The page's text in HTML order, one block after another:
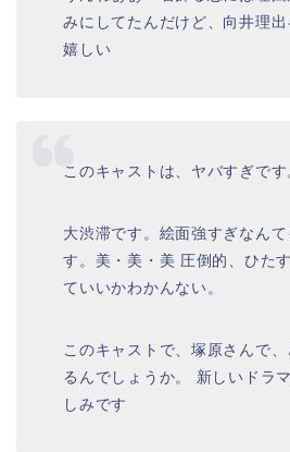
みにしてたんだけど、向井理
嬉しい
このキャストは、ヤバすぎです
大渋滞です。絵面強すぎなん
す。美・美・美 圧倒的、ひた
ていいかわかんない。
このキャストで、塚原さんで
るんでしょうか。 新しいドラ
しみです